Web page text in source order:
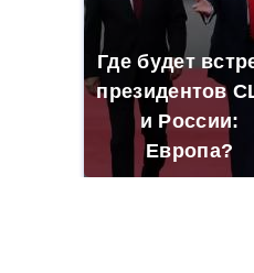
Где будет
президентов
и России:
Европа?